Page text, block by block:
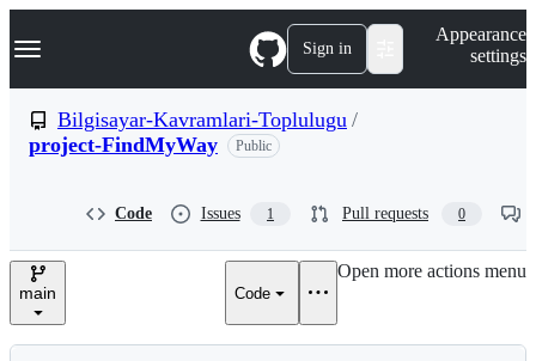
k
p
n
Navigation Menu Sign in
Appearance
settings
Bilgisayar-Kavramlari-Toplulugu /
project-FindMyWay
Public
Code Issues 1 Pull requests 0
main Code
Open more actions menu